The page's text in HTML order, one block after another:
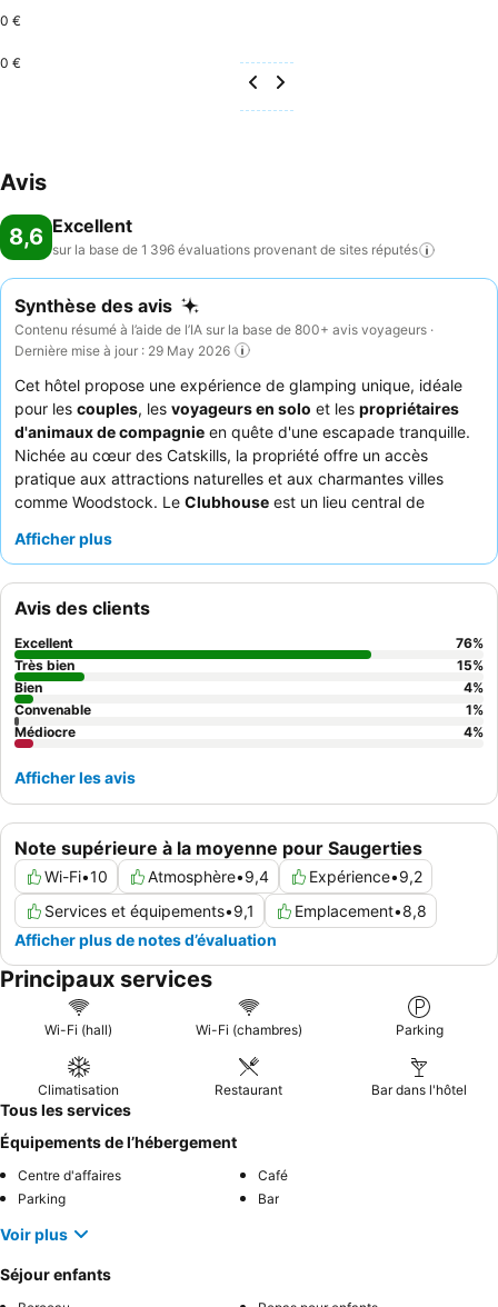
0 €
0 €
Avis
8,6 Excellent
sur la base de 1 396 évaluations provenant de sites réputés
Synthèse des avis
Contenu résumé à l’aide de l’IA sur la base de 800+ avis voyageurs ·
Dernière mise à jour : 29 May 2026
Cet hôtel propose une expérience de glamping unique, idéale
pour les couples, les voyageurs en solo et les propriétaires
d'animaux de compagnie en quête d'une escapade tranquille.
Nichée au cœur des Catskills, la propriété offre un accès
pratique aux attractions naturelles et aux charmantes villes
comme Woodstock. Le Clubhouse est un lieu central de
jeux. Les clients louent constamment le
une expérience vraiment immersive, pensez à réserver un
Airstream avec un brasero privé pour des soirées douillettes
sous les étoiles.
Afficher plus
Note supérieure à la moyenne pour Saugerties
Wi-Fi•10 Atmosphère•9,4 Expérience•9,2
Services et équipements•9,1 Emplacement•8,8
Afficher plus de notes d’évaluation
Avis des clients
Excellent 76%
Très bien
15%
Bien
4%
Convenable
1%
Médiocre
4%
Afficher les avis
Principaux services
Wi-Fi (hall) Wi-Fi (chambres) Parking
Climatisation Restaurant Bar dans l'hôtel
Tous les services
Équipements de l’hébergement
Centre d'affaires
Café
Parking
Bar
Voir plus
Séjour enfants